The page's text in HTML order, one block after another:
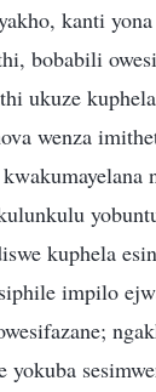
kanti
bobabili
ukuze
wenza
kuphela
impilo